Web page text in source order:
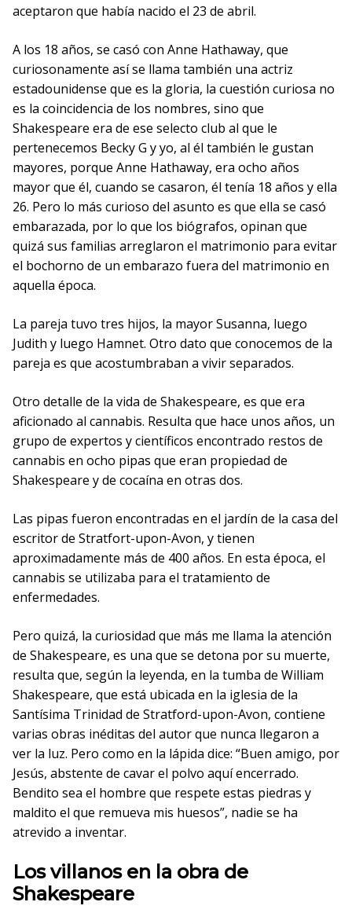
aceptaron que había nacido el 23 de abril.
A los 18 años, se casó con Anne Hathaway, que
curiosonamente así se llama también una actriz
estadounidense que es la gloria, la cuestión curiosa no
es la coincidencia de los nombres, sino que
Shakespeare era de ese selecto club al que le
pertenecemos Becky G y yo, al él también le gustan
mayores, porque Anne Hathaway, era ocho años
mayor que él, cuando se casaron, él tenía 18 años y ella
26. Pero lo más curioso del asunto es que ella se casó
embarazada, por lo que los biógrafos, opinan que
quizá sus familias arreglaron el matrimonio para evitar
el bochorno de un embarazo fuera del matrimonio en
aquella época.
La pareja tuvo tres hijos, la mayor Susanna, luego
Judith y luego Hamnet. Otro dato que conocemos de la
pareja es que acostumbraban a vivir separados.
Otro detalle de la vida de Shakespeare, es que era
aficionado al cannabis. Resulta que hace unos años, un
grupo de expertos y científicos encontrado restos de
cannabis en ocho pipas que eran propiedad de
Shakespeare y de cocaína en otras dos.
Las pipas fueron encontradas en el jardín de la casa del
escritor de Stratfort-upon-Avon, y tienen
aproximadamente más de 400 años. En esta época, el
cannabis se utilizaba para el tratamiento de
enfermedades.
Pero quizá, la curiosidad que más me llama la atención
de Shakespeare, es una que se detona por su muerte,
resulta que, según la leyenda, en la tumba de William
Shakespeare, que está ubicada en la iglesia de la
Santísima Trinidad de Stratford-upon-Avon, contiene
varias obras inéditas del autor que nunca llegaron a
ver la luz. Pero como en la lápida dice: “Buen amigo, por
Jesús, abstente de cavar el polvo aquí encerrado.
Bendito sea el hombre que respete estas piedras y
maldito el que remueva mis huesos”, nadie se ha
atrevido a inventar.
Los villanos en la obra de
Shakespeare